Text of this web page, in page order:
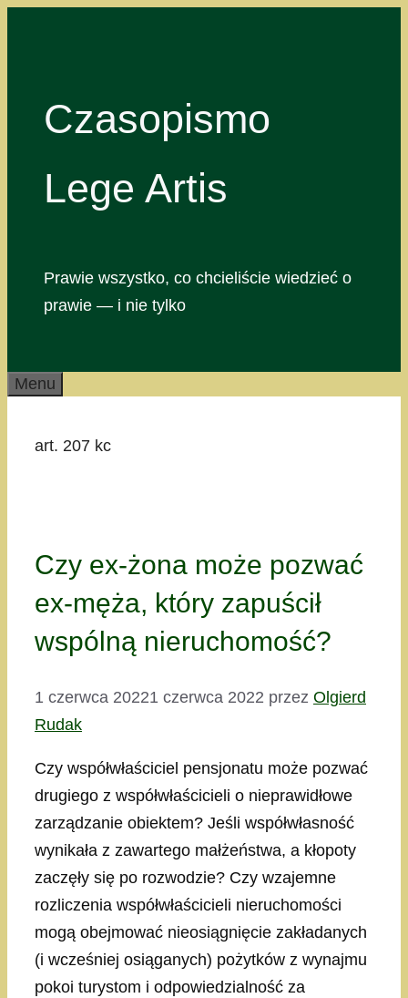
Czasopismo
Lege Artis
Prawie wszystko, co chcieliście wiedzieć o
prawie — i nie tylko
Menu
art. 207 kc
Czy ex-żona może pozwać
ex-męża, który zapuścił
wspólną nieruchomość?
1 czerwca 20221 czerwca 2022 przez Olgierd
Rudak
Czy współwłaściciel pensjonatu może pozwać
drugiego z współwłaścicieli o nieprawidłowe
zarządzanie obiektem? Jeśli współwłasność
wynikała z zawartego małżeństwa, a kłopoty
zaczęły się po rozwodzie? Czy wzajemne
rozliczenia współwłaścicieli nieruchomości
mogą obejmować nieosiągnięcie zakładanych
(i wcześniej osiąganych) pożytków z wynajmu
pokoi turystom i odpowiedzialność za